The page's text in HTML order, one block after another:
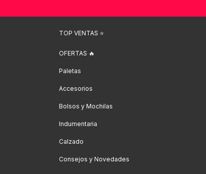
TOP VENTAS ⭐️
OFERTAS 🔥
Paletas
Accesorios
Bolsos y Mochilas
Indumentaria
Calzado
Consejos y Novedades